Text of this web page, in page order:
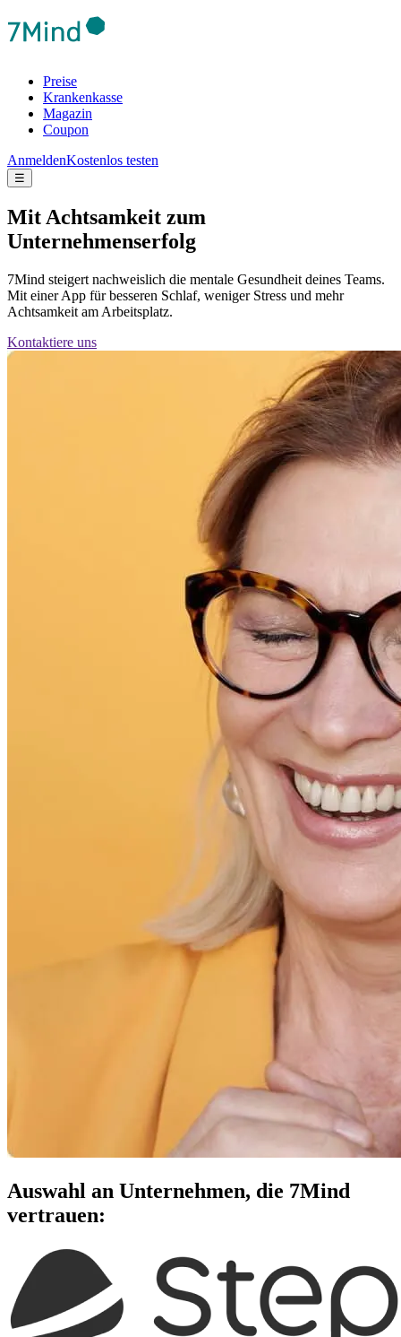
Preise
Krankenkasse
Magazin
Coupon
AnmeldenKostenlos testen
☰
Mit Achtsamkeit zum
Unternehmenserfolg
7Mind steigert nachweislich die mentale Gesundheit deines Teams.
Mit einer App für besseren Schlaf, weniger Stress und mehr
Achtsamkeit am Arbeitsplatz.
Kontaktiere uns
Auswahl an Unternehmen, die 7Mind
vertrauen: